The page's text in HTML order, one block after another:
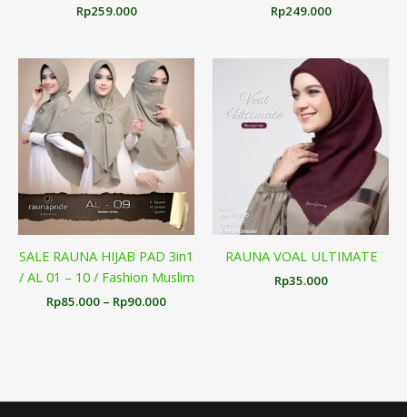
Rp259.000 Rp249.000
SALE RAUNA HIJAB PAD 3in1
/ AL 01 – 10 / Fashion Muslim
Rp85.000 – Rp90.000
Rentang
harga:
Rp85.000
hingga
Rp90.000
RAUNA VOAL ULTIMATE
Rp35.000